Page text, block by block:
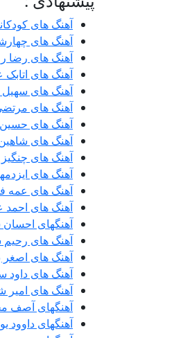
آهنگ های
آهنگ های
آهنگ های رضا
آهنگ های اتابک
آهنگ های
آهنگ های
آهنگ های
آهنگ های شاهین
آهنگ های چنگیز
آهنگ های
آهنگ های عمه
آهنگ های احمد
آهنگهای احسان
آهنگ های رحیم
آهنگ های اصغر
آهنگ های
آهنگ های امیر
آهنگهای آصف
آهنگهای داوود